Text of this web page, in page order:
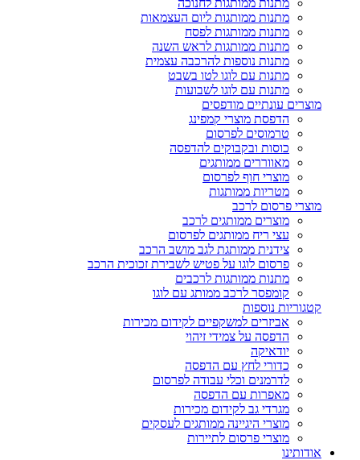
מתנות ממותגות לחנוכה
מתנות ממותגות ליום העצמאות
מתנות ממותגות לפסח
מתנות ממותגות לראש השנה
מתנות נוספות להרכבה עצמית
מתנות עם לוגו לטו בשבט
מתנות עם לוגו לשבועות
מוצרים עונתיים מודפסים
הדפסת מוצרי קמפינג
טרמוסים לפרסום
כוסות ובקבוקים להדפסה
מאווררים ממותגים
מוצרי חוף לפרסום
מטריות ממותגות
מוצרי פרסום לרכב
מוצרים ממותגים לרכב
עצי ריח ממותגים לפרסום
צידנית ממותגת לגב מושב הרכב
פרסום לוגו על פטיש לשבירת זכוכית הרכב
מתנות ממותגות לרכבים
קומפסר לרכב ממותג עם לוגו
קטגוריות נוספות
אביזרים למשקפיים לקידום מכירות
הדפסה על צמידי זיהוי
יודאיקה
כדורי לחץ עם הדפסה
לדרמנים וכלי עבודה לפרסום
מאפרות עם הדפסה
מגרדי גב לקידום מכירות
מוצרי היגיינה ממותגים לעסקים
מוצרי פרסום לתיירות
אודותינו